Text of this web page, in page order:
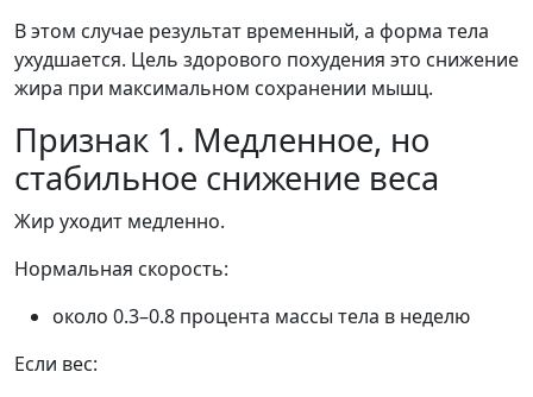
В этом случае результат временный, а форма тела
ухудшается. Цель здорового похудения это снижение
жира при максимальном сохранении мышц.
Признак 1. Медленное, но
стабильное снижение веса
Жир уходит медленно.
Нормальная скорость:
около 0.3–0.8 процента массы тела в неделю
Если вес: